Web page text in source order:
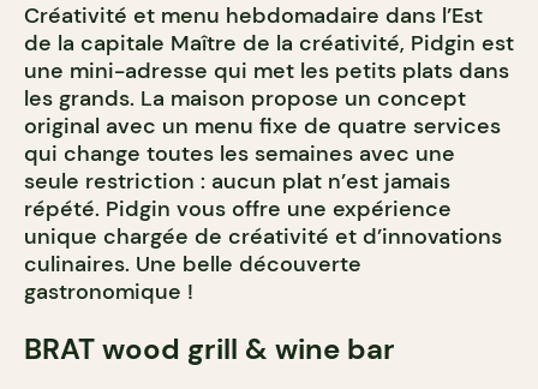
Créativité et menu hebdomadaire dans l’Est
de la capitale Maître de la créativité, Pidgin est
une mini-adresse qui met les petits plats dans
les grands. La maison propose un concept
original avec un menu fixe de quatre services
qui change toutes les semaines avec une
seule restriction : aucun plat n’est jamais
répété. Pidgin vous offre une expérience
unique chargée de créativité et d’innovations
culinaires. Une belle découverte
gastronomique !
BRAT wood grill & wine bar